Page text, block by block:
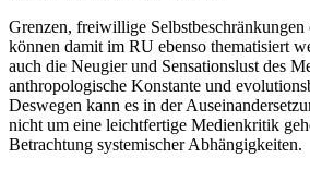
Grenzen, freiwillige Selbstbeschränkungen
können damit im RU ebenso thematisiert
auch die Neugier und Sensationslust des
anthropologische Konstante und
Deswegen kann es in der
nicht um eine leichtfertige Medienkritik
Betrachtung systemischer Abhängigkeiten.